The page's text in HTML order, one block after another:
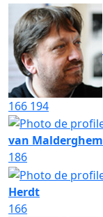
166 194
van Malderghem
186
Herdt
166